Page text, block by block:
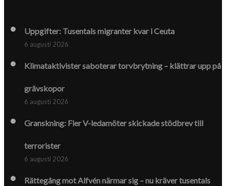
Uppgifter: Tusentals migranter kvar i Ceuta
6 augusti 2026
Klimat­aktivister saboterar torv­brytning – klättrar upp på
gräv­skopor
6 augusti 2026
Granskning: Fler V-ledamöter skickade stödbrev till
terrorister
6 augusti 2026
Rättegång mot Alfvén närmar sig – nu kräver tusentals